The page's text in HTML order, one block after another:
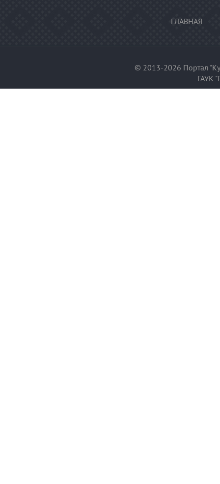
ГЛАВНАЯ
© 2013-2026 Портал
ГАУК